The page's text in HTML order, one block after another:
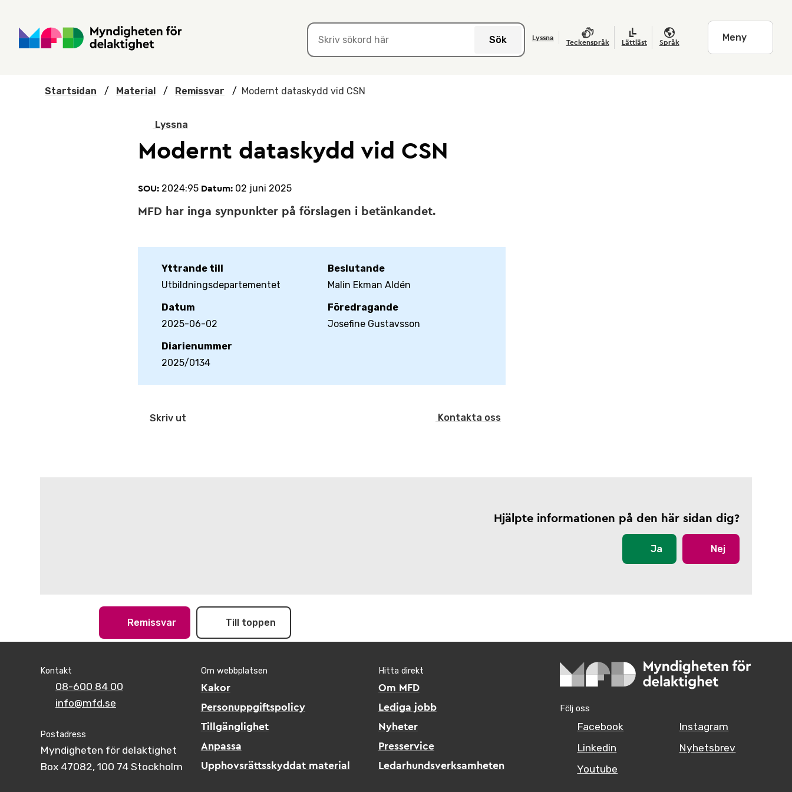
Sök Lyssna
Teckenspråk Lättläst Språk Meny
Startsidan / Material / Remissvar / Modernt dataskydd vid CSN
Lyssna
Modernt dataskydd vid CSN
SOU: 2024:95 Datum: 02 juni 2025
MFD har inga synpunkter på förslagen i betänkandet.
Yttrande till
Utbildningsdepartementet
Datum
2025-06-02
Diarienummer
2025/0134
Beslutande
Malin Ekman Aldén
Föredragande
Josefine Gustavsson
Skriv ut Kontakta oss
Hjälpte informationen på den här sidan dig?
Ja Nej
Remissvar Till toppen
Kontakt
08-600 84 00
info@mfd.se
Postadress
Myndigheten för delaktighet
Box 47082, 100 74 Stockholm
Om webbplatsen
Kakor
Personuppgiftspolicy
Tillgänglighet
Anpassa
Upphovsrättsskyddat material
Hitta direkt
Om MFD
Lediga jobb
Nyheter
Presservice
Ledarhundsverksamheten
Följ oss
Facebook
Linkedin
Youtube
Instagram
Nyhetsbrev